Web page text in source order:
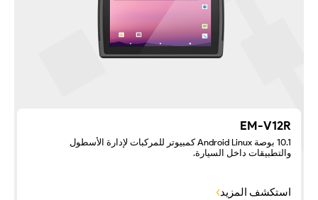
EM-V12R
10.1 بوصة Android Linux كمبيوتر للمركبات لإدارة الأسطول
والتطبيقات داخل السيارة.
استكشف المزيد